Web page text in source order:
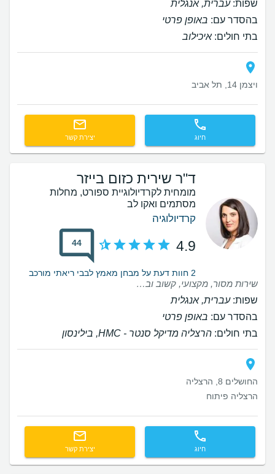
שפות:עברית, אנגלית
בהסדר עם: באופן פרטי
בתי חולים:איכילוב
ויצמן 14, תל אביב
חיוג יצירת קשר
ד"ר שירית כזום בייזר
מומחית לקרדיולוגיית ספורט, מחלות
מסתמים ואקו לב
קרדיולוגיה
4.9
44
2 חוות דעת על מבחן מאמץ לבבי ריאתי מורכב
שירות מסור, מקצועי, קשוב ובעל תועלת מרובה
שפות:עברית, אנגלית
בהסדר עם: באופן פרטי
בתי חולים: הרצליה מדיקל סנטר - HMC, בילינסון
החושלים 8, הרצליה
הרצליה פיתוח
חיוג יצירת קשר